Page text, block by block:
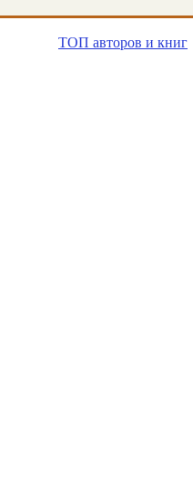
ТОП авторов и книг